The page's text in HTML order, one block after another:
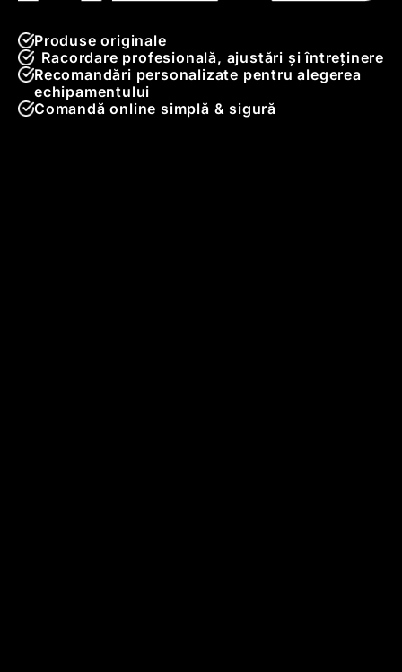
Produse originale
Racordare profesională, ajustări și întreținere
Recomandări personalizate pentru alegerea
echipamentului
Comandă online simplă & sigură